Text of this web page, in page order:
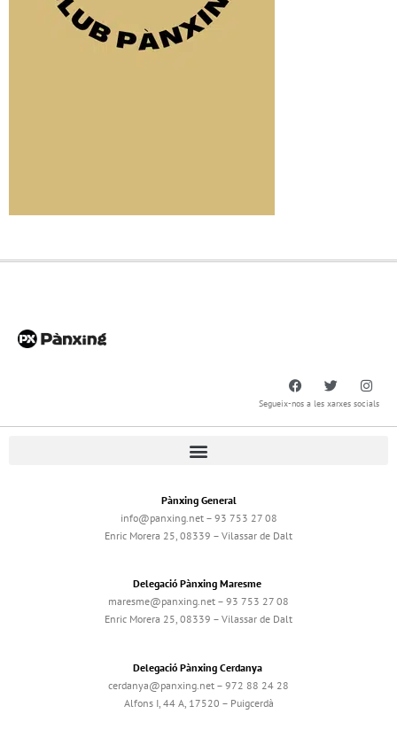
Segueix-nos a les xarxes socials
Pànxing General
info@panxing.net – 93 753 27 08
Enric Morera 25, 08339 – Vilassar de Dalt
Delegació Pànxing Maresme
maresme@panxing.net – 93 753 27 08
Enric Morera 25, 08339 – Vilassar de Dalt
Delegació Pànxing Cerdanya
cerdanya@panxing.net – 972 88 24 28
Alfons I, 44 A, 17520 – Puigcerdà